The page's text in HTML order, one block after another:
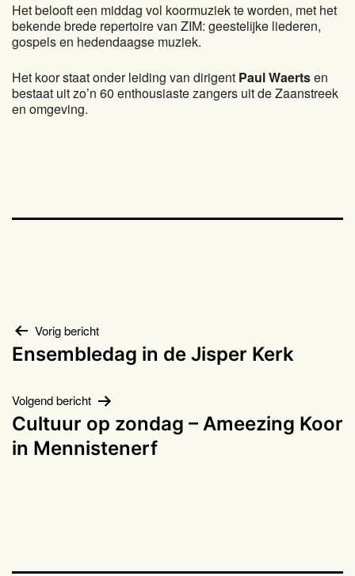
Het belooft een middag vol koormuziek te worden, met het
bekende brede repertoire van ZIM: geestelijke liederen,
gospels en hedendaagse muziek.
Het koor staat onder leiding van dirigent Paul Waertsen
bestaat uit zo’n 60 enthousiaste zangers uit de Zaanstreek
en omgeving.
Bericht
navigatie
Vorig bericht
Ensembledag in de Jisper Kerk
Volgend bericht
Cultuur op zondag – Ameezing Koor
in Mennistenerf